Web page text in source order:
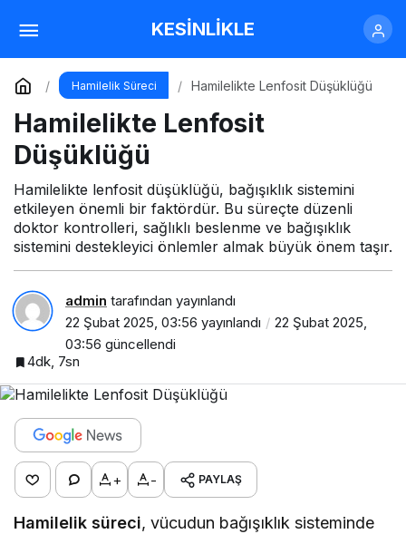
KESİNLİKLE
Hamilelik Süreci Hamilelikte Lenfosit Düşüklüğü
Hamilelikte Lenfosit
Düşüklüğü
Hamilelikte lenfosit düşüklüğü, bağışıklık sistemini
etkileyen önemli bir faktördür. Bu süreçte düzenli
doktor kontrolleri, sağlıklı beslenme ve bağışıklık
sistemini destekleyici önlemler almak büyük önem taşır.
admin tarafından yayınlandı
22 Şubat 2025, 03:56 yayınlandı
22 Şubat 2025,
03:56 güncellendi
4dk, 7sn
+ - PAYLAŞ
Hamilelik süreci, vücudun bağışıklık sisteminde
Hamilelikte Lenfosit Düşüklüğü
Yorum Yap